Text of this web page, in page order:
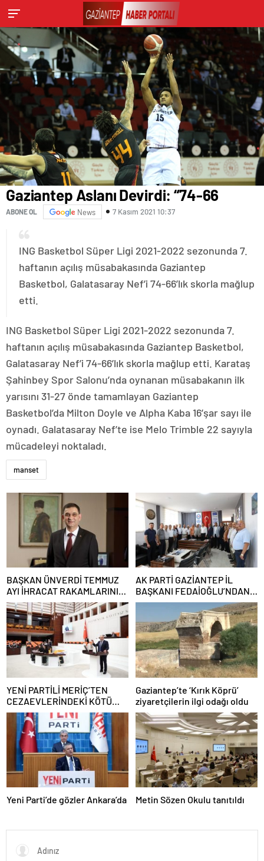
Gaziantep Aslanı Devirdi: “74-66
ABONE OL News 7 Kasım 2021 10:37
ING Basketbol Süper Ligi 2021-2022 sezonunda 7.
haftanın açılış müsabakasında Gaziantep
Basketbol, Galatasaray Nef’i 74-66’lık skorla mağlup
etti.
ING Basketbol Süper Ligi 2021-2022 sezonunda 7.
haftanın açılış müsabakasında Gaziantep Basketbol,
Galatasaray Nef’i 74-66’lık skorla mağlup etti. Karataş
Şahinbey Spor Salonu’nda oynanan müsabakanın ilk
yarısını 31-27 önde tamamlayan Gaziantep
Basketbol’da Milton Doyle ve Alpha Kaba 16’şar sayı ile
oynadı. Galatasaray Nef’te ise Melo Trimble 22 sayıyla
mücadeleyi noktaladı.
manset
BAŞKAN ÜNVERDİ TEMMUZ
AYI İHRACAT RAKAMLARINI
DEĞERLENDİRDİ
AK PARTİ GAZİANTEP İL
BAŞKANI FEDAİOĞLU’NDAN
SİVİL TOPLUM
KURULUŞLARINA ZİYARET
YENİ PARTİLİ MERİÇ’TEN
CEZAEVLERİNDEKİ KÖTÜ
KOŞULLAR İÇİN SORU
ÖNERGESİ
Gaziantep’te ‘Kırık Köprü’
ziyaretçilerin ilgi odağı oldu
Yeni Parti’de gözler Ankara’da Metin Sözen Okulu tanıtıldı